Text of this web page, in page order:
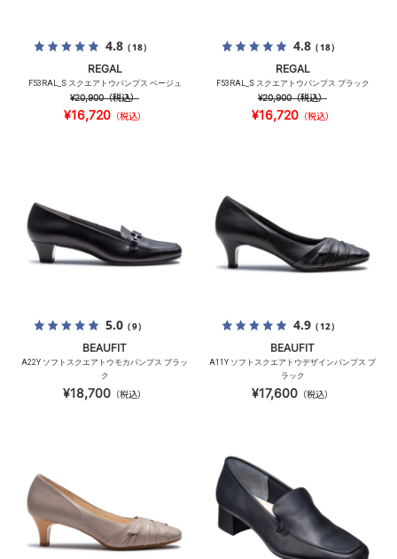
4.8（18）
REGAL
F53RAL_S スクエアトウパンプス ベージュ
¥20,900（税込）
¥16,720（税込）
4.8（18）
REGAL
F53RAL_S スクエアトウパンプス ブラック
¥20,900（税込）
¥16,720（税込）
5.0（9）
BEAUFIT
A22Y ソフトスクエアトウモカパンプス ブラッ
ク
¥18,700 （税込）
4.9（12）
BEAUFIT
A11Y ソフトスクエアトウデザインパンプス ブ
ラック
¥17,600 （税込）